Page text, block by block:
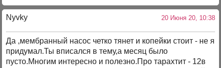
Nyvky 20 Июня 20, 10:38
Да ,мембранный насос четко тянет и копейки стоит - не я
придумал.Ты вписался в тему,а месяц было
пусто.Многим интересно и полезно.Про тарахтит - 12в